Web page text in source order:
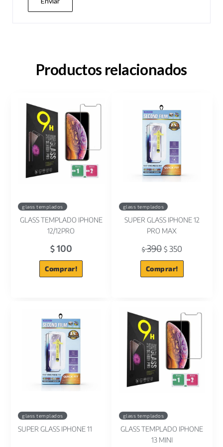
Productos relacionados
glass templados
GLASS TEMPLADO IPHONE
12/12PRO
$100
Comprar!
glass templados
SUPER GLASS IPHONE 12
PRO MAX
$390 $350
Comprar!
glass templados
SUPER GLASS IPHONE 11
glass templados
GLASS TEMPLADO IPHONE
13 MINI